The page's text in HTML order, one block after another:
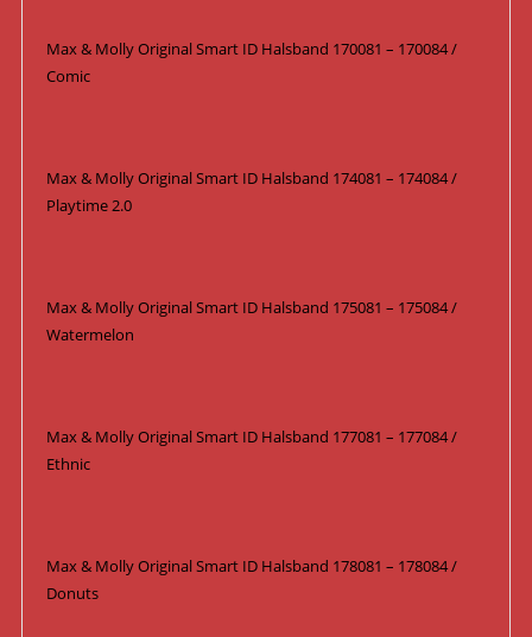
Max & Molly Original Smart ID Halsband 170081 – 170084 /
Comic
Max & Molly Original Smart ID Halsband 174081 – 174084 /
Playtime 2.0
Max & Molly Original Smart ID Halsband 175081 – 175084 /
Watermelon
Max & Molly Original Smart ID Halsband 177081 – 177084 /
Ethnic
Max & Molly Original Smart ID Halsband 178081 – 178084 /
Donuts